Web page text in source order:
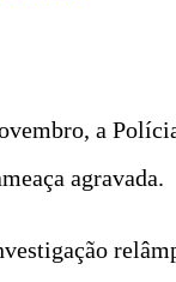
a
agravada.